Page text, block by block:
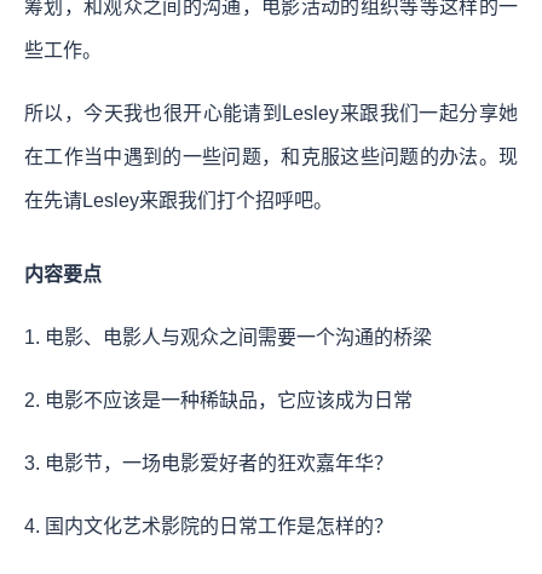
筹划，和观众之间的沟通，电影活动的组织等等这样的一
些工作。
所以，今天我也很开心能请到Lesley来跟我们一起分享她
在工作当中遇到的一些问题，和克服这些问题的办法。现
在先请Lesley来跟我们打个招呼吧。
内容要点
1. 电影、电影人与观众之间需要一个沟通的桥梁
2. 电影不应该是一种稀缺品，它应该成为日常
3. 电影节，一场电影爱好者的狂欢嘉年华？
4. 国内文化艺术影院的日常工作是怎样的？